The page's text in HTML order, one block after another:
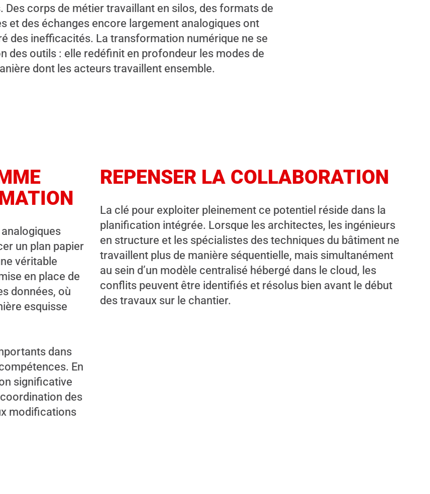
Des corps de métier travaillant en silos, des formats de
et des échanges encore largement analogiques ont
des inefficacités. La transformation numérique ne se
des outils : elle redéfinit en profondeur les modes de
dont les acteurs travaillent ensemble.
un plan papier
véritable
en place de
données, où
esquisse
dans
En
significative
des
modifications
REPENSER LA COLLABORATION
La clé pour exploiter pleinement ce potentiel réside dans la
planification intégrée. Lorsque les architectes, les ingénieurs
en structure et les spécialistes des techniques du bâtiment ne
travaillent plus de manière séquentielle, mais simultanément
au sein d’un modèle centralisé hébergé dans le cloud, les
conflits peuvent être identifiés et résolus bien avant le début
des travaux sur le chantier.